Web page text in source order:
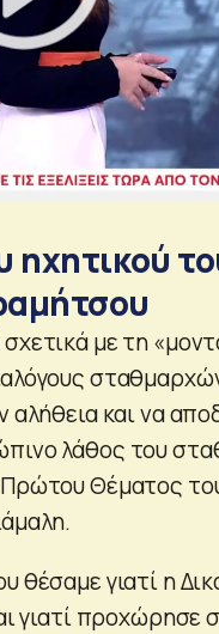
ηχητικού
με τη
αλήθεια και να
λάθος του
Θέματος
γιατί η
γιατί